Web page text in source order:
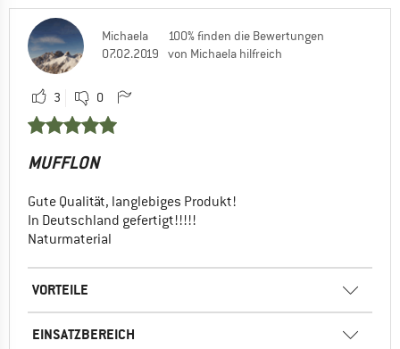
Michaela
07.02.2019
100% finden die Bewertungen
von Michaela hilfreich
3 0
MUFFLON
Gute Qualität, langlebiges Produkt!
In Deutschland gefertigt!!!!!
Naturmaterial
VORTEILE
EINSATZBEREICH